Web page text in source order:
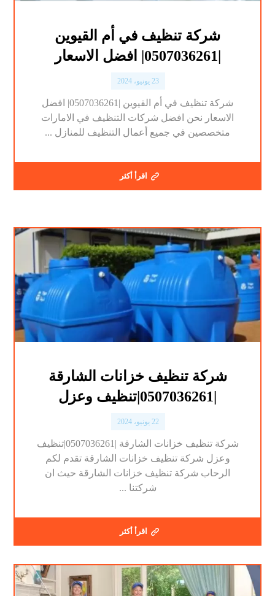
شركة تنظيف في أم القيوين
|0507036261| افضل الاسعار
23 يونيو، 2024
شركة تنظيف في أم القيوين |0507036261| افضل
الاسعار نحن افضل شركات التنظيف في الامارات
متخصصين في جميع أعمال التنظيف للمنازل ...
اقرأ أكثر
شركة تنظيف خزانات الشارقة
|0507036261|تنظيف وعزل
22 يونيو، 2024
شركة تنظيف خزانات الشارقة |0507036261|تنظيف
وعزل شركة تنظيف خزانات الشارقة تقدم لكم
الرحاب شركة تنظيف خزانات الشارقة حيث ان
شركتنا ...
اقرأ أكثر